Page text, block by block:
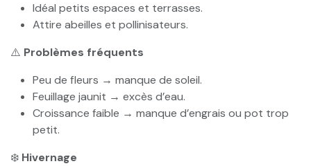
Idéal petits espaces et terrasses.
Attire abeilles et pollinisateurs.
⚠️ Problèmes fréquents
Peu de fleurs → manque de soleil.
Feuillage jaunit → excès d’eau.
Croissance faible → manque d’engrais ou pot trop
petit.
❄️ Hivernage